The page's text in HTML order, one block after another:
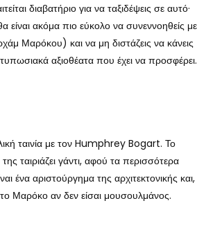
διαβατήριο για να ταξιδέψεις σε αυτό·
είναι ακόμα πιο εύκολο να συνεννοηθείς με
Μαρόκου) και να μη διστάζεις να κάνεις
αξιοθέατα που έχει να προσφέρει.
ταινία με τον Humphrey Bogart. Το
ταιριάζει γάντι, αφού τα περισσότερα
ένα αριστούργημα της αρχιτεκτονικής και,
Μαρόκο αν δεν είσαι μουσουλμάνος.